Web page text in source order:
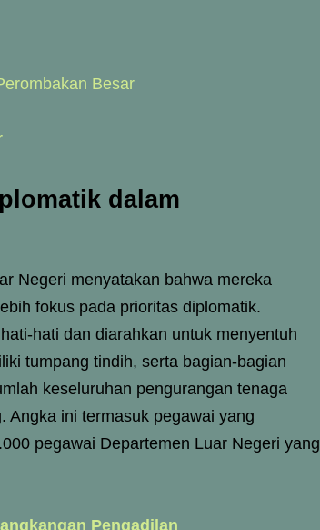
Besar
dalam
Negeri menyatakan bahwa mereka
fokus pada prioritas diplomatik.
hati dan diarahkan untuk menyentuh
tumpang tindih, serta bagian-bagian
keseluruhan pengurangan tenaga
Angka ini termasuk pegawai yang
pegawai Departemen Luar Negeri yang
Pengadilan